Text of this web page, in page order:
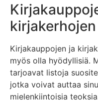
Kirjakauppojen ja
myös olla hyödyllisiä.
tarjoavat listoja
jotka voivat auttaa
mielenkiintoisia